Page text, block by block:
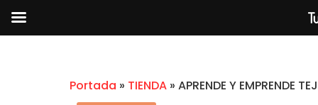
Portada » TIENDA » APRENDE Y EMPRENDE